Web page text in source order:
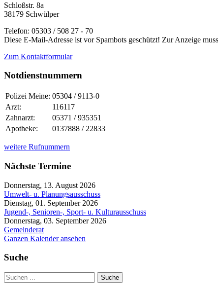
Schloßstr. 8a
38179 Schwülper
Telefon: 05303 / 508 27 - 70
Diese E-Mail-Adresse ist vor Spambots geschützt! Zur Anzeige
Zum Kontaktformular
Notdienstnummern
Polizei Meine: 05304 / 9113-0
Arzt:
116117
Zahnarzt:
05371 / 935351
Apotheke:
0137888 / 22833
weitere Rufnummern
Nächste Termine
Donnerstag, 13. August 2026
Umwelt- u. Planungsausschuss
Dienstag, 01. September 2026
Jugend-, Senioren-, Sport- u. Kulturausschuss
Donnerstag, 03. September 2026
Gemeinderat
Ganzen Kalender ansehen
Suche
Suche